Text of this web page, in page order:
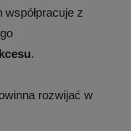
współpracuje z
.
rozwijać w